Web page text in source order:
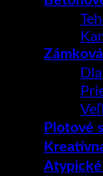
Plotové